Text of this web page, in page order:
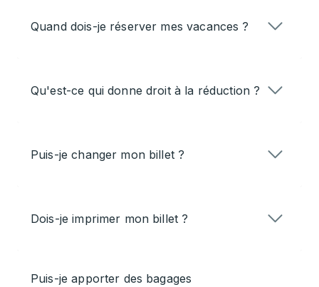
Quand dois-je réserver mes vacances ?
Qu'est-ce qui donne droit à la réduction ?
Puis-je changer mon billet ?
Dois-je imprimer mon billet ?
Puis-je apporter des bagages